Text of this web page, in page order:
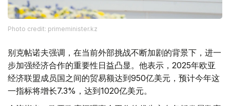
Photo credit: primeminister.kz
别克帖诺夫强调，在当前外部挑战不断加剧的背景下，进一
步加强经济合作的重要性日益凸显。他表示，2025年欧亚
经济联盟成员国之间的贸易额达到950亿美元，预计今年这
一指标将增长7.3%，达到1020亿美元。